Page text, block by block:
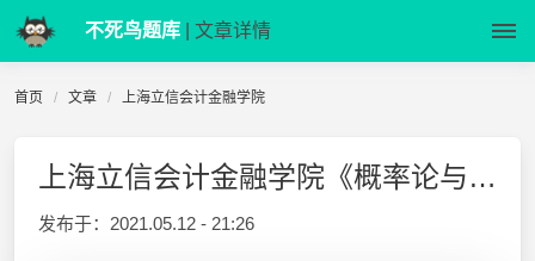
不死鸟题库 | 文章详情
首页 文章 上海立信会计金融学院
上海立信会计金融学院《概率论与数理统计》2014-2015-2 A卷及解答
发布于： 2021.05.12 - 21:26